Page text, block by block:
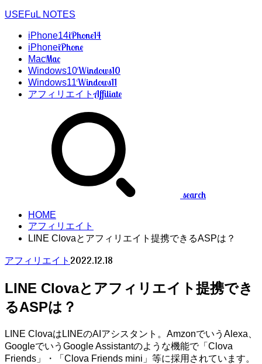
USEFuL NOTES
iPhone14iPhone14
iPhoneiPhone
MacMac
Windows10Windows10
Windows11Windows11
アフィリエイトAffiliate
search
HOME
アフィリエイト
LINE Clovaとアフィリエイト提携できるASPは？
アフィリエイト 2022.12.18
LINE Clovaとアフィリエイト提携でき
るASPは？
LINE ClovaはLINEのAIアシスタント。AmzonでいうAlexa、
GoogleでいうGoogle Assistantのような機能で「Clova
Friends」・「Clova Friends mini」等に採用されています。